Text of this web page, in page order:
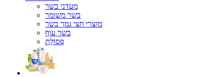
מעדני בשר
בשר משומר
מוצרי חצי גמר בשר
בשר עוף
פְּסוֹלֶת